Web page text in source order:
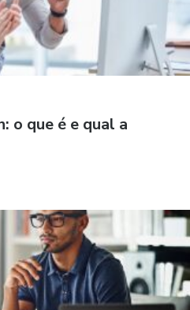
o que é e qual a